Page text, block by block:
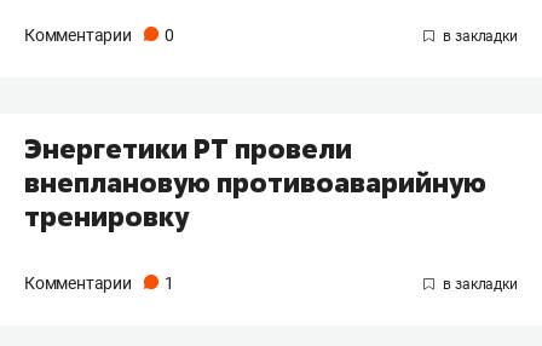
Комментарии 0
Энергетики РТ провели
внеплановую противоаварийную
тренировку
Комментарии 1